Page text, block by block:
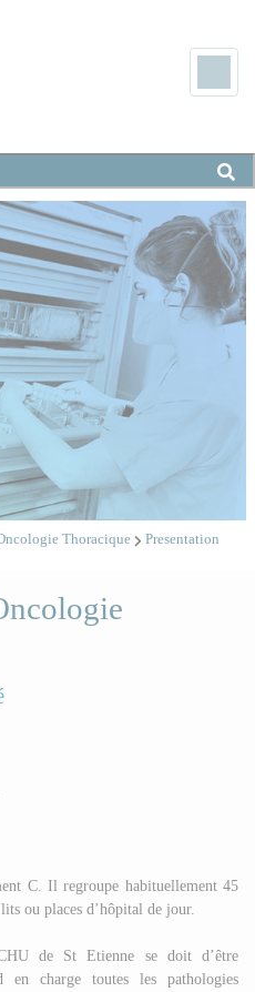
Thoracique Presentation
C. Il regroupe habituellement 45
ou places d’hôpital de jour.
de St Etienne se doit d’être
charge toutes les pathologies